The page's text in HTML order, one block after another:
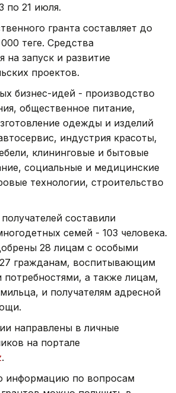
по 21 июля.
гранта составляет до
теңге. Средства
на запуск и развитие
проектов.
бизнес-идей - производство
общественное питание,
одежды и изделий
индустрия красоты,
клининговые и бытовые
социальные и медицинские
технологии, строительство
составили
семей - 103 человека.
28 лицам с особыми
гражданам, воспитывающим
потребностями, а также лицам,
и получателям адресной
направлены в личные
на портале
.
информацию по вопросам